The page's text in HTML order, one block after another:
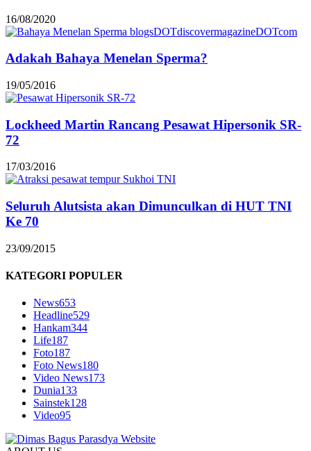
16/08/2020
Adakah Bahaya Menelan Sperma?
19/05/2016
Lockheed Martin Rancang Pesawat Hipersonik SR-
72
17/03/2016
Seluruh Alutsista akan Dimunculkan di HUT TNI
Ke 70
23/09/2015
KATEGORI POPULER
News653
Headline529
Hankam344
Life187
Foto187
Foto News180
Video News173
Dunia133
Sainstek128
Video95